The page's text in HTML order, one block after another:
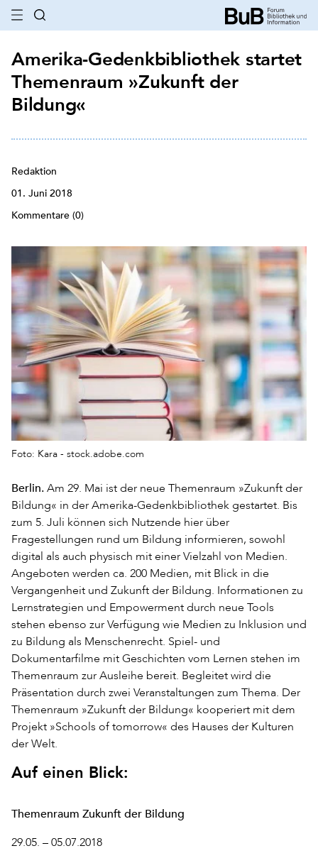
Amerika-Gedenkbibliothek startet
Themenraum »Zukunft der
Bildung«
Redaktion
01. Juni 2018
Kommentare (0)
Foto: Kara - stock.adobe.com
Berlin. Am 29. Mai ist der neue Themenraum »Zukunft der
Bildung« in der Amerika-Gedenkbibliothek gestartet. Bis
zum 5. Juli können sich Nutzende hier über
Fragestellungen rund um Bildung informieren, sowohl
digital als auch physisch mit einer Vielzahl von Medien.
Angeboten werden ca. 200 Medien, mit Blick in die
Vergangenheit und Zukunft der Bildung. Informationen zu
Lernstrategien und Empowerment durch neue Tools
stehen ebenso zur Verfügung wie Medien zu Inklusion und
zu Bildung als Menschenrecht. Spiel- und
Dokumentarfilme mit Geschichten vom Lernen stehen im
Themenraum zur Ausleihe bereit. Begleitet wird die
Präsentation durch zwei Veranstaltungen zum Thema. Der
Themenraum »Zukunft der Bildung« kooperiert mit dem
Projekt »Schools of tomorrow« des Hauses der Kulturen
der Welt.
Auf einen Blick:
Themenraum Zukunft der Bildung
29.05. – 05.07.2018